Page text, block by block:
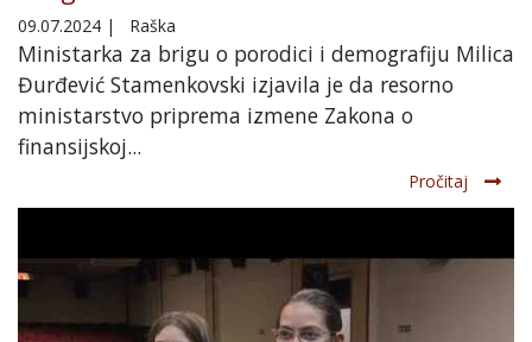
09.07.2024 | Raška
Ministarka za brigu o porodici i demografiju Milica
Đurđević Stamenkovski izjavila je da resorno
ministarstvo priprema izmene Zakona o
finansijskoj...
Pročitaj